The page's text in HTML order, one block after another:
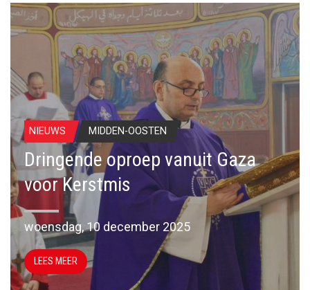
NIEUWS MIDDEN-OOSTEN
Dringende oproep vanuit Gaza
voor Kerstmis
woensdag, 10 december 2025
LEES MEER